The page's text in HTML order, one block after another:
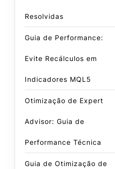
Resolvidas
Guia de Performance:
Evite Recálculos em
Indicadores MQL5
Otimização de Expert
Advisor: Guia de
Performance Técnica
Guia de Otimização de